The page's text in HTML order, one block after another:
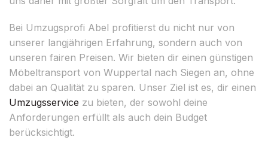
Bei Umzugsprofi Abel profitierst du nicht nur von
unserer langjährigen Erfahrung, sondern auch von
unseren fairen Preisen. Wir bieten dir einen günstigen
Möbeltransport von Wuppertal nach Siegen an, ohne
dabei an Qualität zu sparen. Unser Ziel ist es, dir einen
Umzugsservice zu bieten, der sowohl deine
Anforderungen erfüllt als auch dein Budget
berücksichtigt.